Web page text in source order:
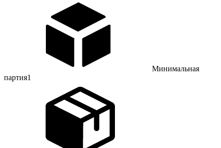
Минимальная
партия1